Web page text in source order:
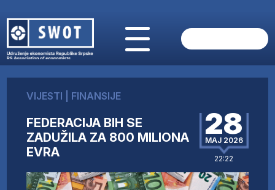
O NAMA
AKTUELNO
ANALIZE
KOMPANIJE
IZ STRANIH MEDIJA
VIJESTI FINANSIJE
FEDERACIJA BIH SE
ZADUŽILA ZA 800 MILIONA
EVRA
28
MAJ 2026
22:22